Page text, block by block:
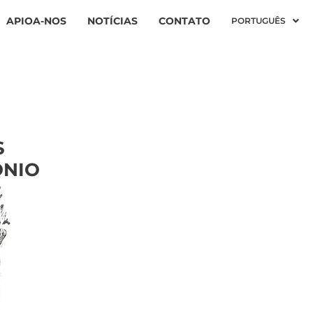
APIOA-NOS NOTÍCIAS CONTATO PORTUGUÊS